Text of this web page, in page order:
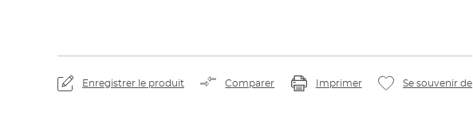
Enregistrer le produit Comparer Imprimer Se souvenir de